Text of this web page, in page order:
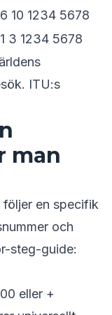
10 1234 5678
3 1234 5678
ITU:s
man
en specifik
och
steg-guide:
eller +